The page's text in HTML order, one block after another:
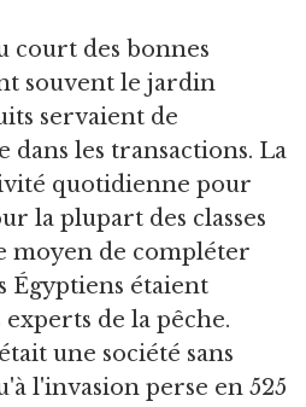
court des bonnes
souvent le jardin
servaient de
dans les transactions. La
quotidienne pour
la plupart des classes
moyen de compléter
Égyptiens étaient
de la pêche.
une société sans
l'invasion perse en 525